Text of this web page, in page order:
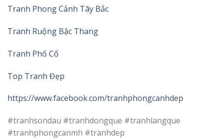
Tranh Phong Cảnh Tây Bắc
Tranh Ruộng Bậc Thang
Tranh Phố Cổ
Top Tranh Đẹp
https://www.facebook.com/tranhphongcanhdep
#tranhsondau #tranhdongque #tranhlangque
#tranhphongcanmh #tranhdep